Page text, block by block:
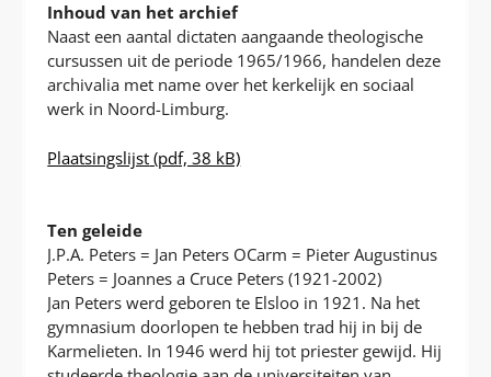
Inhoud van het archief
Naast een aantal dictaten aangaande theologische
cursussen uit de periode 1965/1966, handelen deze
archivalia met name over het kerkelijk en sociaal
werk in Noord-Limburg.
Plaatsingslijst (pdf, 38 kB)
Ten geleide
J.P.A. Peters = Jan Peters OCarm = Pieter Augustinus
Peters = Joannes a Cruce Peters (1921-2002)
Jan Peters werd geboren te Elsloo in 1921. Na het
gymnasium doorlopen te hebben trad hij in bij de
Karmelieten. In 1946 werd hij tot priester gewijd. Hij